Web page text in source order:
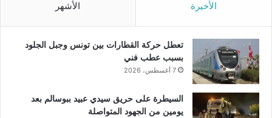
الأخيرة الأشهر
تعطل حركة القطارات بين تونس وجبل الجلود
بسبب عطب فني
7 أغسطس، 2026
السيطرة على حريق سيدي عبيد ببوسالم بعد
يومين من الجهود المتواصلة